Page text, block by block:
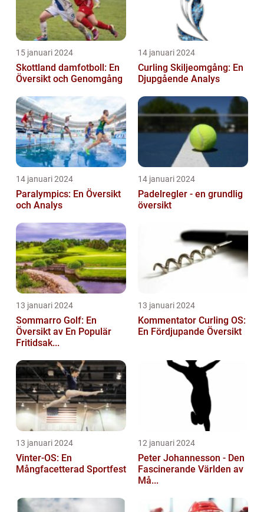
15 januari 2024
Skottland damfotboll: En
Översikt och Genomgång
14 januari 2024
Curling Skiljeomgång: En
Djupgående Analys
14 januari 2024
Paralympics: En Översikt
och Analys
14 januari 2024
Padelregler - en grundlig
översikt
13 januari 2024
Sommarro Golf: En
Översikt av En Populär
Fritidsak...
13 januari 2024
Kommentator Curling OS:
En Fördjupande Översikt
13 januari 2024
Vinter-OS: En
Mångfacetterad Sportfest
12 januari 2024
Peter Johannesson - Den
Fascinerande Världen av
Må...